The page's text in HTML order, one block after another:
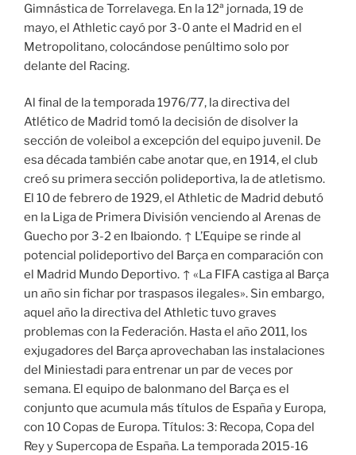
Gimnástica de Torrelavega. En la 12ª jornada, 19 de
mayo, el Athletic cayó por 3-0 ante el Madrid en el
Metropolitano, colocándose penúltimo solo por
delante del Racing.
Al final de la temporada 1976/77, la directiva del
Atlético de Madrid tomó la decisión de disolver la
sección de voleibol a excepción del equipo juvenil. De
esa década también cabe anotar que, en 1914, el club
creó su primera sección polideportiva, la de atletismo.
El 10 de febrero de 1929, el Athletic de Madrid debutó
en la Liga de Primera División venciendo al Arenas de
Guecho por 3-2 en Ibaiondo. ↑ L’Equipe se rinde al
potencial polideportivo del Barça en comparación con
el Madrid Mundo Deportivo. ↑ «La FIFA castiga al Barça
un año sin fichar por traspasos ilegales». Sin embargo,
aquel año la directiva del Athletic tuvo graves
problemas con la Federación. Hasta el año 2011, los
exjugadores del Barça aprovechaban las instalaciones
del Miniestadi para entrenar un par de veces por
semana. El equipo de balonmano del Barça es el
conjunto que acumula más títulos de España y Europa,
con 10 Copas de Europa. Títulos: 3: Recopa, Copa del
Rey y Supercopa de España. La temporada 2015-16